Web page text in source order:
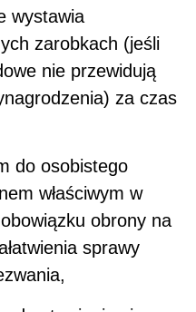
wystawia
zarobkach (jeśli
nie przewidują
za czas
do osobistego
właściwym w
obrony na
sprawy